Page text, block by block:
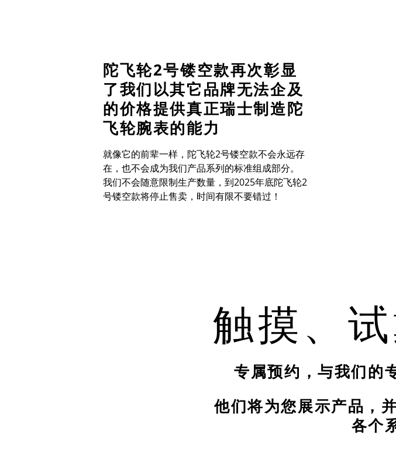
陀飞轮2号镂空款再次彰显
了我们以其它品牌无法企及
的价格提供真正瑞士制造陀
飞轮腕表的能力
就像它的前辈一样，陀飞轮2号镂空款不会永远存
在，也不会成为我们产品系列的标准组成部分。
我们不会随意限制生产数量，到2025年底陀飞轮2
号镂空款将停止售卖，时间有限不要错过！
触摸、
专属预约，与我们的
他们将为您展示产品，
各个